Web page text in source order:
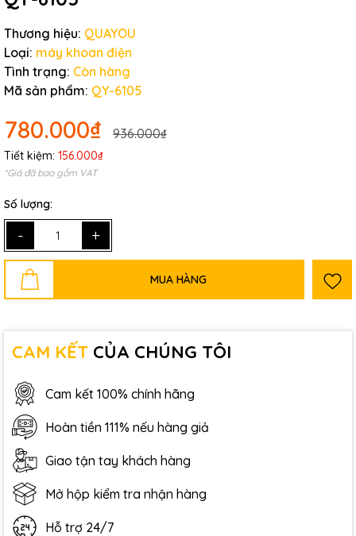
Thương hiệu: QUAYOU
Loại: máy khoan điện
Tình trạng: Còn hàng
Mã sản phẩm: QY-6105
780.000₫ 936.000₫
Tiết kiệm: 156.000₫
*Giá đã bao gồm VAT
Số lượng:
- +
MUA HÀNG
CAM KẾT CỦA CHÚNG TÔI
Cam kết 100% chính hãng
Hoàn tiền 111% nếu hàng giả
Giao tận tay khách hàng
Mở hộp kiểm tra nhận hàng
Hỗ trợ 24/7